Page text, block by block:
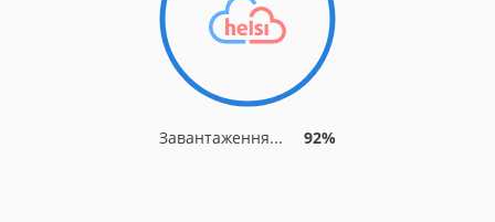
Завантаження... 92%